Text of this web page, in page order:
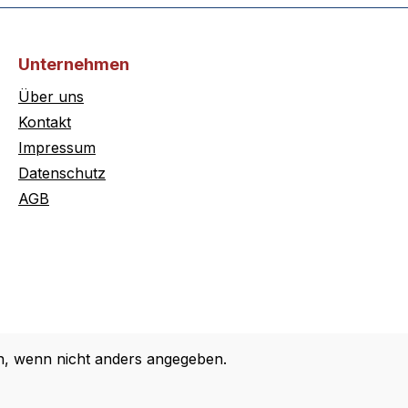
Unternehmen
Über uns
Kontakt
Impressum
Datenschutz
AGB
wenn nicht anders angegeben.